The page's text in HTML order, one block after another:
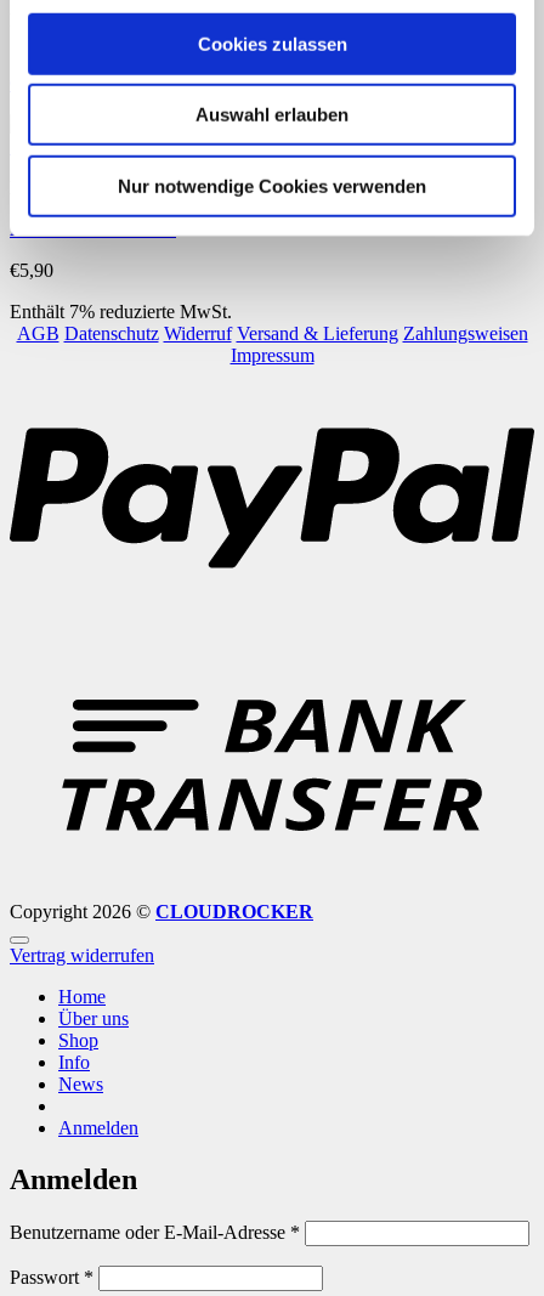
Cookies zulassen
Auswahl erlauben
Nur notwendige Cookies verwenden
Fordern Sie unseren Flyer an
Gratismaterialien
Schnellansicht
Arbeitsblätter Laterne
€5,90
Enthält 7% reduzierte MwSt.
AGB Datenschutz Widerruf Versand & Lieferung Zahlungsweisen
Impressum
Copyright 2026 © CLOUDROCKER
Vertrag widerrufen
Home
Über uns
Shop
Info
News
Anmelden
Anmelden
Benutzername oder E-Mail-Adresse *
Passwort *